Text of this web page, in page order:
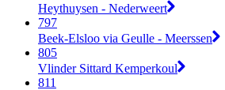
Heythuysen - Nederweert
797
Beek-Elsloo via Geulle - Meerssen
805
Vlinder Sittard Kemperkoul
811